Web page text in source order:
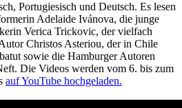
Portugiesisch und Deutsch. Es lesen
Adelaide Ivánova, die junge
Verica Trickovic, der vielfach
Christos Asteriou, der in Chile
sowie die Hamburger Autoren
Die Videos werden vom 6. bis zum
auf YouTube hochgeladen.